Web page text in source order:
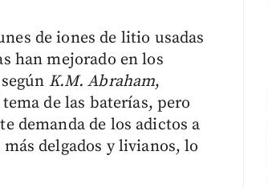
de iones de litio usadas
han mejorado en los
K.M. Abraham,
de las baterías, pero
demanda de los adictos a
delgados y livianos, lo